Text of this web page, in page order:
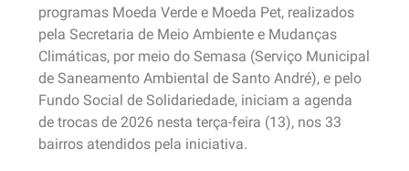
programas Moeda Verde e Moeda Pet, realizados
pela Secretaria de Meio Ambiente e Mudanças
Climáticas, por meio do Semasa (Serviço Municipal
de Saneamento Ambiental de Santo André), e pelo
Fundo Social de Solidariedade, iniciam a agenda
de trocas de 2026 nesta terça-feira (13), nos 33
bairros atendidos pela iniciativa.